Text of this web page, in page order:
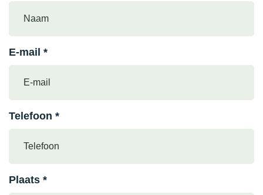
E-mail *
Telefoon *
Plaats *